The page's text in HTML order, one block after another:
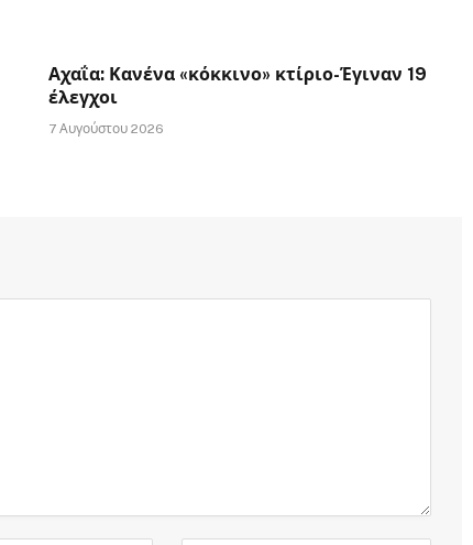
Αχαΐα: Κανένα «κόκκινο» κτίριο-Έγιναν 19
έλεγχοι
7 Αυγούστου 2026